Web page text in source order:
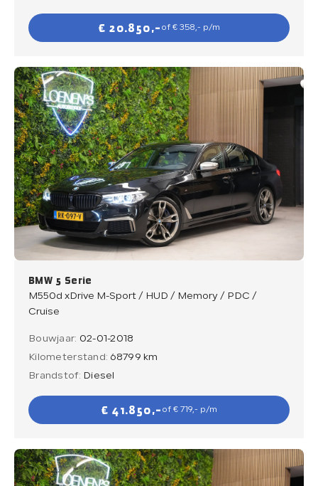
€ 20.850,- of € 358,- p/m
BMW 5 Serie
M550d xDrive M-Sport / HUD / Memory / PDC /
Cruise
Bouwjaar: 02-01-2018
Kilometerstand: 68799 km
Brandstof: Diesel
€ 41.850,- of € 719,- p/m